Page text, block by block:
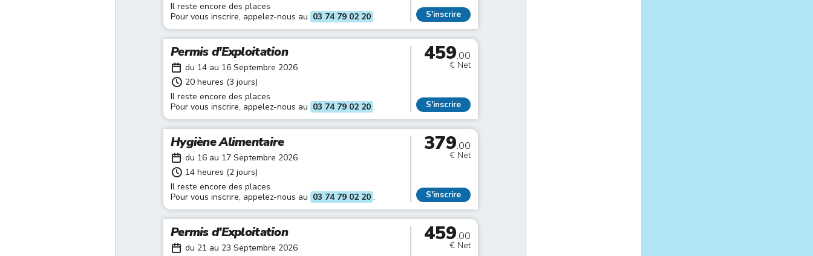
Il reste encore des places
Pour vous inscrire, appelez-nous au 03 74 79 02 20 . S'inscrire
Permis d'Exploitation
du 14 au 16 Septembre 2026
20 heures (3 jours)
Il reste encore des places
Pour vous inscrire, appelez-nous au 03 74 79 02 20 .
459.00
€ Net
S'inscrire
Hygiène Alimentaire
du 16 au 17 Septembre 2026
14 heures (2 jours)
Il reste encore des places
Pour vous inscrire, appelez-nous au 03 74 79 02 20 .
379.00
€ Net
S'inscrire
Permis d'Exploitation
du 21 au 23 Septembre 2026
459.00
€ Net